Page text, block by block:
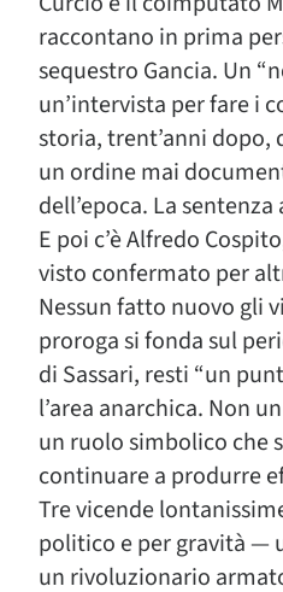
raccontano in prima
sequestro Gancia. Un
un’intervista per fare i
storia, trent’anni dopo,
un ordine mai
dell’epoca. La
E poi c’è Alfredo
visto confermato per
Nessun fatto nuovo gli
proroga si fonda sul
di Sassari, resti “un
l’area anarchica. Non
un ruolo simbolico che
continuare a produrre
Tre vicende
politico e per gravità —
un rivoluzionario